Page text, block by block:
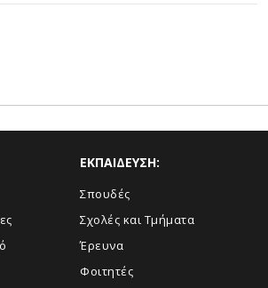
ΕΚΠΑΙΔΕΥΣΗ:
Σπουδές
Σχολές και Τμήματα
Έρευνα
Φοιτητές